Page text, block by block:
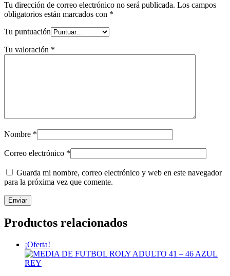
Tu dirección de correo electrónico no será publicada. Los campos
obligatorios están marcados con *
Tu puntuación
Tu valoración *
Nombre *
Correo electrónico *
Guarda mi nombre, correo electrónico y web en este navegador
para la próxima vez que comente.
Productos relacionados
¡Oferta!